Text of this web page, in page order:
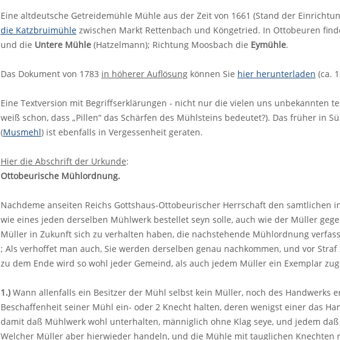
Eine altdeutsche Getreidemühle Mühle aus der Zeit von 1661 (Stand der
die Katzbruimühlezwischen Markt Rettenbach und Köngetried. In Ottobeuren
und die Untere Mühle(Hatzelmann); Richtung Moosbach die Eymühle.
Das Dokument von 1783 in höherer Auflösungkönnen Sie hier herunterladen (ca.
Eine Textversion mit Begriffserklärungen - nicht nur die vielen uns unbekannten
weiß schon, dass „Pillen“ das Schärfen des Mühlsteins bedeutet?). Das früher in
(Musmehl) ist ebenfalls in Vergessenheit geraten.
Hier die Abschrift der Urkunde:
Ottobeurische Mühlordnung.
Nachdeme anseiten Reichs Gottshaus-Ottobeurischer Herrschaft den samtlichen
wie eines jeden derselben Mühlwerk bestellet seyn solle, auch wie der Müller
Müller in Zukunft sich zu verhalten haben, die nachstehende Mühlordnung
; Als verhoffet man auch, Sie werden derselben genau nachkommen, und vor
zu dem Ende wird so wohl jeder Gemeind, als auch jedem Müller ein Exemplar
1.)Wann allenfalls ein Besitzer der Mühl selbst kein Müller, noch des Handwerks
Beschaffenheit seiner Mühl ein- oder 2 Knecht halten, deren wenigst einer das
damit daß Mühlwerk wohl unterhalten, männiglich ohne Klag seye, und jedem
Welcher Müller aber hierwieder handeln, und die Mühle mit tauglichen Knechten